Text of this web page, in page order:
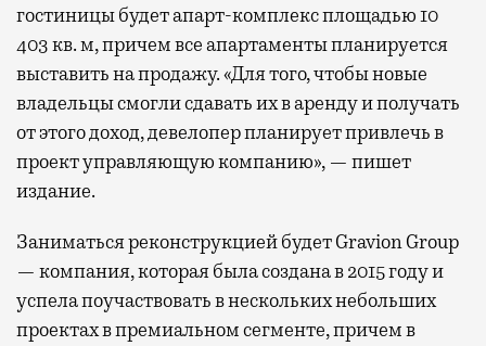
гостиницы будет апарт-комплекс площадью 10
403 кв. м, причем все апартаменты планируется
выставить на продажу. «Для того, чтобы новые
владельцы смогли сдавать их в аренду и получать
от этого доход, девелопер планирует привлечь в
проект управляющую компанию», — пишет
издание.
Заниматься реконструкцией будет Gravion Group
— компания, которая была создана в 2015 году и
успела поучаствовать в нескольких небольших
проектах в премиальном сегменте, причем в